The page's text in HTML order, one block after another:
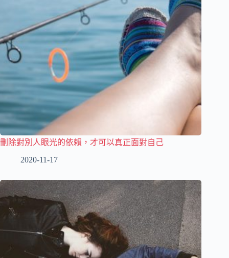
刪除對別人眼光的依賴，才可以真正面對自己
2020-11-17